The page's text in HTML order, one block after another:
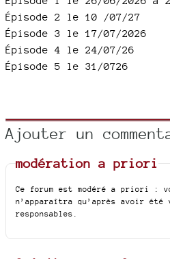
Épisode 2 le 10 /07/27
Épisode 3 le 17/07/2026
Épisode 4 le 24/07/26
Épisode 5 le 31/0726
Ajouter un
modération a priori
Ce forum est modéré a priori :
n’apparaîtra qu’après avoir
responsables.